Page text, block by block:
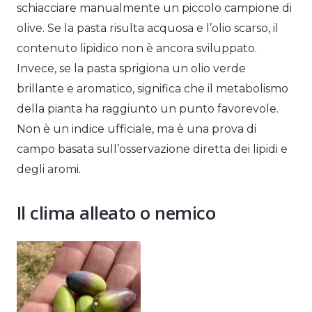
schiacciare manualmente un piccolo campione di
olive. Se la pasta risulta acquosa e l’olio scarso, il
contenuto lipidico non è ancora sviluppato.
Invece, se la pasta sprigiona un olio verde
brillante e aromatico, significa che il metabolismo
della pianta ha raggiunto un punto favorevole.
Non è un indice ufficiale, ma è una prova di
campo basata sull’osservazione diretta dei lipidi e
degli aromi.
Il clima alleato o nemico